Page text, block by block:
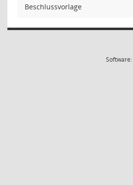
Beschlussvorlage
Software: